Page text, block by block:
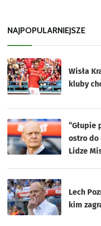
NAJPOPULARNIEJSZE
Wisła
kluby
“Głupie
ostro do
Lidze
Lech
kim